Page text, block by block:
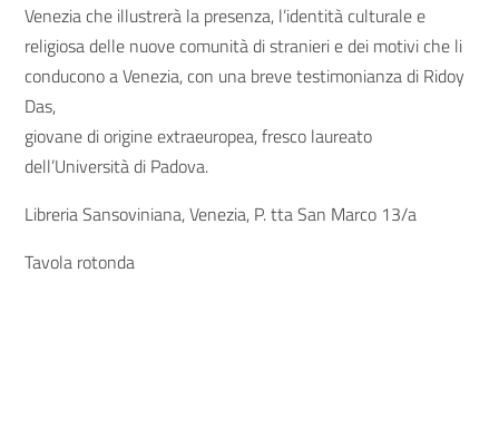
Venezia che illustrerà la presenza, l’identità culturale e
religiosa delle nuove comunità di stranieri e dei motivi che li
conducono a Venezia, con una breve testimonianza di Ridoy
Das,
giovane di origine extraeuropea, fresco laureato
dell’Università di Padova.
Libreria Sansoviniana, Venezia, P. tta San Marco 13/a
Tavola rotonda